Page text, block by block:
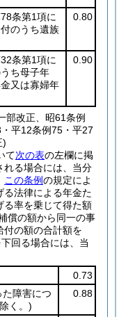
条第1項に
のうち遺族
0.80
条第1項に
ち母子年
又は寡婦年
0.90
部改正、昭61条例
平12条例75・平27
)
て次の表の左欄に掲
れる場合には、当分
この条例の規定によ
る法律による年金た
る率を乗じて得た額
償の額から同一の事
付の額の合計額を
回る場合には、当
0.73
障害につ
く。)
0.88